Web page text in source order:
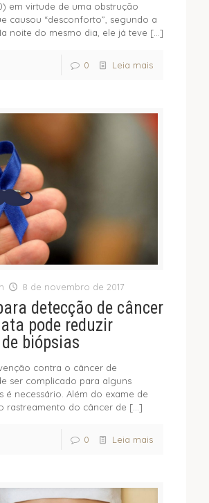
em virtude de uma obstrução
causou “desconforto”, segundo a
noite do mesmo dia, ele já teve […]
0 Leia mais
8 de novembro de 2017
detecção de câncer
pode reduzir
biópsias
contra o câncer de
ser complicado para alguns
é necessário. Além do exame de
rastreamento do câncer de […]
0 Leia mais